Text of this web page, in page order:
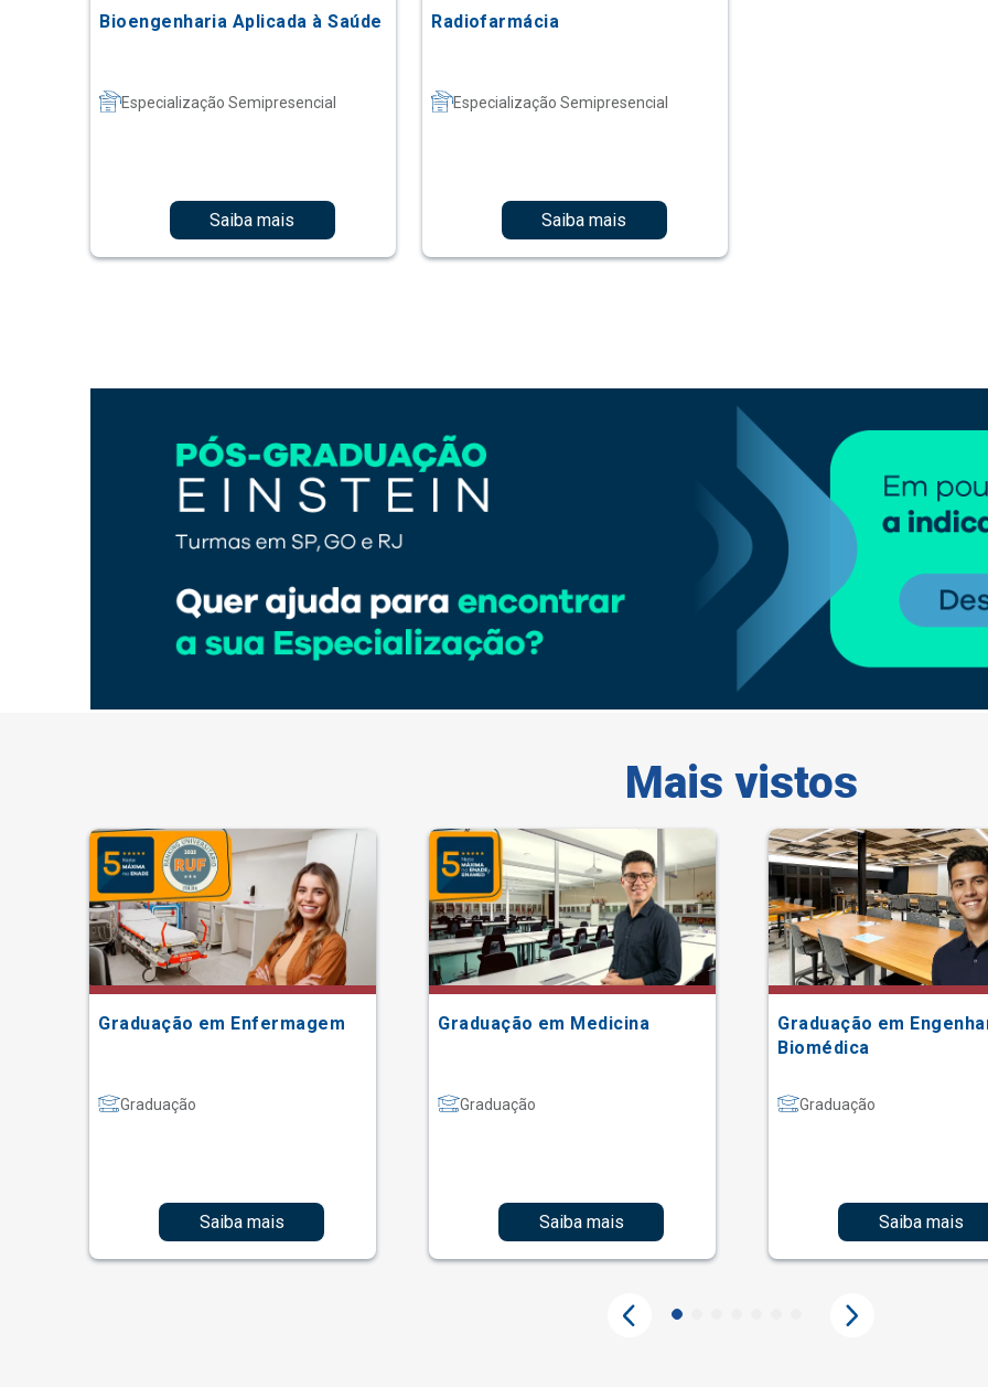
Bioengenharia Aplicada à Saúde
Especialização Semipresencial
Saiba mais
Radiofarmácia
Especialização Semipresencial
Saiba mais
Mais vistos
Graduação em Enfermagem
Graduação
Saiba mais
Graduação em Medicina
Graduação
Saiba mais
Graduação em
Biomédica
Graduação
Saiba mais